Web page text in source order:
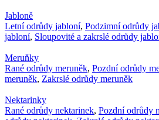
Jabloně
Letní odrůdy jabloní, Podzimní odrůdy
jabloní, Sloupovité a zakrslé odrůdy
Meruňky
Rané odrůdy meruněk, Pozdní odrůdy
meruněk, Zakrslé odrůdy meruněk
Nektarinky
Rané odrůdy nektarinek, Pozdní odrůdy